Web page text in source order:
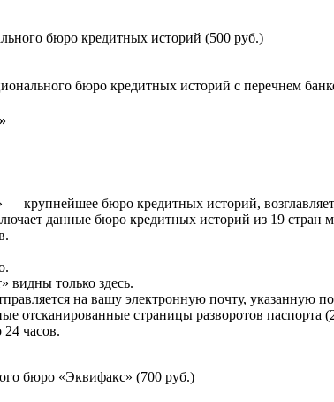
бюро кредитных историй (500 руб.)
бюро кредитных историй с перечнем
— крупнейшее бюро кредитных историй,
данные бюро кредитных историй из 19 стран
видны только здесь.
на вашу электронную почту, указанную
отсканированные страницы разворотов
24 часов.
бюро «Эквифакс» (700 руб.)